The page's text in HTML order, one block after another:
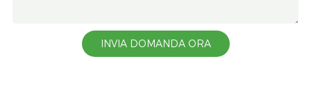
INVIA DOMANDA ORA